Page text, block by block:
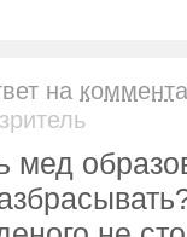
на
мед